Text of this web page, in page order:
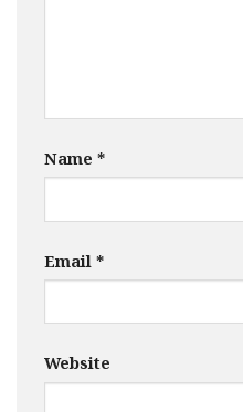
Name *
Email *
Website